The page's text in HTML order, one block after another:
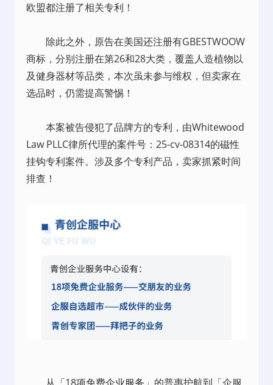
欧盟都注册了相关专利！
除此之外，原告在美国还注册有GBESTWOOW
商标，分别注册在第26和28大类，覆盖人造植物以
及健身器材等品类，本次虽未参与维权，但卖家在
选品时，仍需提高警惕！
本案被告侵犯了品牌方的专利，由Whitewood
Law PLLC律所代理的案件号：25-cv-08314的磁性
挂钩专利案件。涉及多个专利产品，卖家抓紧时间
排查！